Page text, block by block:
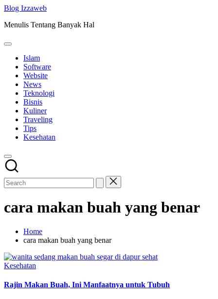
Skip
content
Blog Izzaweb
Menulis Tentang Banyak Hal
Islam
Software
Website
News
Teknologi
Bisnis
Kuliner
Traveling
Tips
Kesehatan
cara makan buah yang benar
Home
cara makan buah yang benar
Posted
Kesehatan
Rajin Makan Buah, Ini Manfaatnya untuk Tubuh